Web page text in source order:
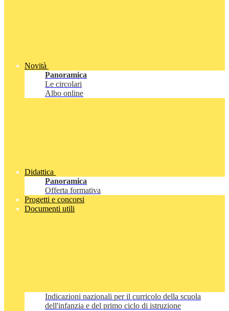
Novità
Panoramica
Le circolari
Albo online
Didattica
Panoramica
Offerta formativa
Progetti e concorsi
Documenti utili
Indicazioni nazionali per il curricolo della scuola
dell'infanzia e del primo ciclo di istruzione